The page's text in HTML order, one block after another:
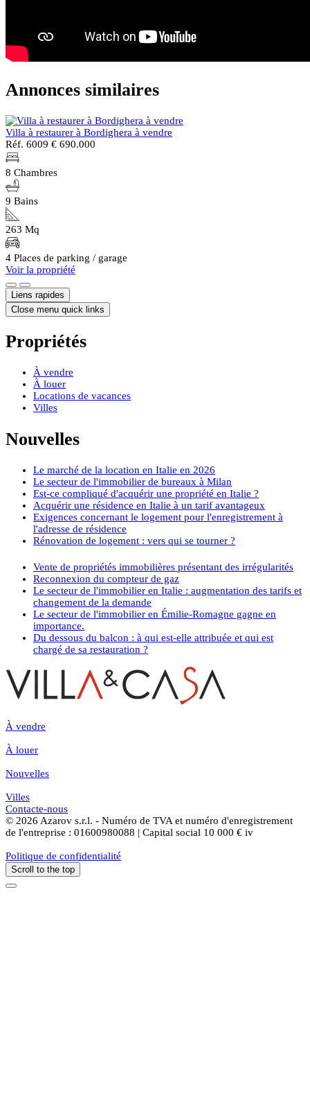
Annonces similaires
Villa à restaurer à Bordighera à vendre
Réf. 6009 € 690.000
8 Chambres
9 Bains
263 Mq
4 Places de parking / garage
Voir la propriété
Liens rapides
Close menu quick links
Propriétés
À vendre
À louer
Locations de vacances
Villes
Nouvelles
Le marché de la location en Italie en 2026
Le secteur de l'immobilier de bureaux à Milan
Est-ce compliqué d'acquérir une propriété en Italie ?
Acquérir une résidence en Italie à un tarif avantageux
Exigences concernant le logement pour l'enregistrement à
l'adresse de résidence
Rénovation de logement : vers qui se tourner ?
Vente de propriétés immobilières présentant des irrégularités
Reconnexion du compteur de gaz
Le secteur de l'immobilier en Italie : augmentation des tarifs et
changement de la demande
Le secteur de l'immobilier en Émilie-Romagne gagne en
importance.
Du dessous du balcon : à qui est-elle attribuée et qui est
chargé de sa restauration ?
À vendre
À louer
Nouvelles
Villes
Contacte-nous
© 2026 Azarov s.r.l. - Numéro de TVA et numéro d'enregistrement
de l'entreprise : 01600980088 | Capital social 10 000 € iv
Politique de confidentialité
Scroll to the top